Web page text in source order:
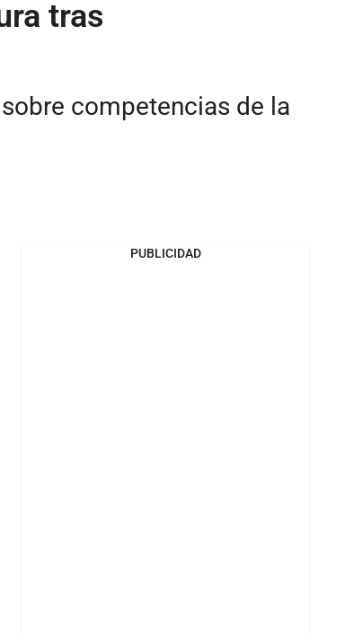
tras
competencias de la
PUBLICIDAD